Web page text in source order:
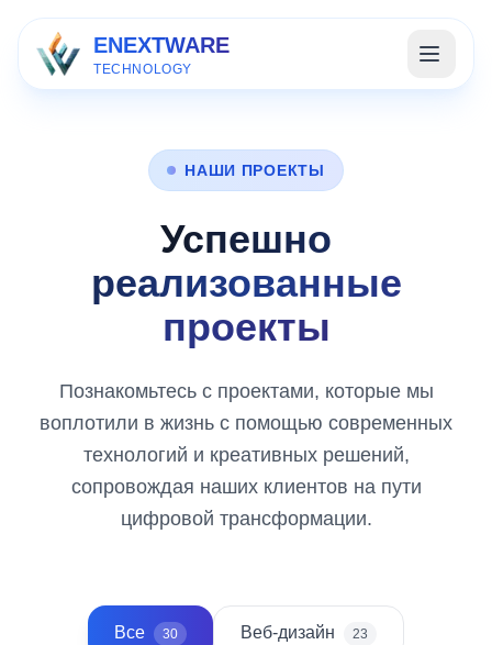
ENEXTWARE
TECHNOLOGY
НАШИ ПРОЕКТЫ
Успешно
реализованные
проекты
Познакомьтесь с проектами, которые мы
воплотили в жизнь с помощью современных
технологий и креативных решений,
сопровождая наших клиентов на пути
цифровой трансформации.
Все 30 Веб-дизайн 23